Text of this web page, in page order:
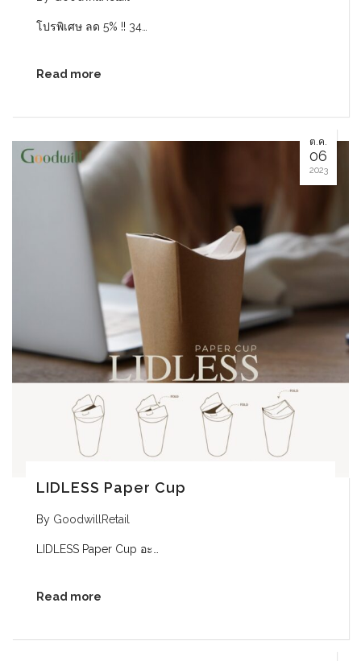
โปรพิเศษ ลด 5% !! 34…
Read more
ต.ค.
06
2023
LIDLESS Paper Cup
By GoodwillRetail
LIDLESS Paper Cup อะ…
Read more